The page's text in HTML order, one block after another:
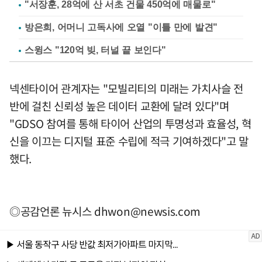
"서장훈, 28억에 산 서초 건물 450억에 매물로"
방은희, 어머니 고독사에 오열 "이틀 만에 발견"
스윙스 "120억 빚, 터널 끝 보인다"
넥센타이어 관계자는 "모빌리티의 미래는 가치사슬 전
반에 걸친 신뢰성 높은 데이터 교환에 달려 있다"며
"GDSO 참여를 통해 타이어 산업의 투명성과 효율성, 혁
신을 이끄는 디지털 표준 수립에 적극 기여하겠다"고 말
했다.
◎공감언론 뉴시스dhwon@newsis.com